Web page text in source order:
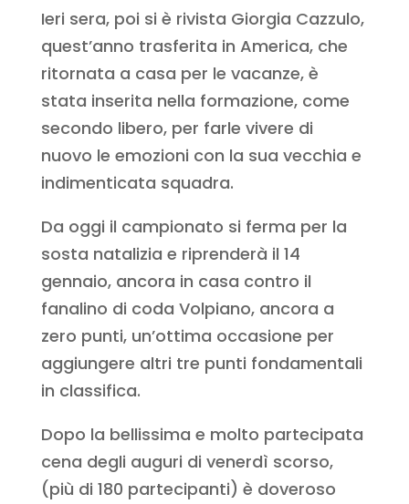
Ieri sera, poi si è rivista Giorgia Cazzulo,
quest’anno trasferita in America, che
ritornata a casa per le vacanze, è
stata inserita nella formazione, come
secondo libero, per farle vivere di
nuovo le emozioni con la sua vecchia e
indimenticata squadra.
Da oggi il campionato si ferma per la
sosta natalizia e riprenderà il 14
gennaio, ancora in casa contro il
fanalino di coda Volpiano, ancora a
zero punti, un’ottima occasione per
aggiungere altri tre punti fondamentali
in classifica.
Dopo la bellissima e molto partecipata
cena degli auguri di venerdì scorso,
(più di 180 partecipanti) è doveroso